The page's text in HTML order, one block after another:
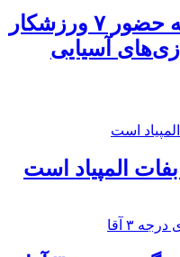
۲ مدال برنز نتیجه حضور ۷ ورزشکار
آسیایی
المپیاد است